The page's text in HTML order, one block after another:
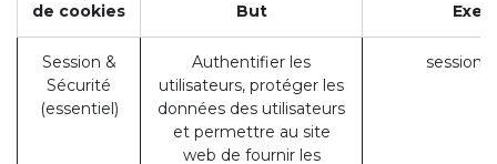
de cookies
But
Session &
Sécurité
(essentiel)
Authentifier les
utilisateurs, protéger les
données des utilisateurs
et permettre au site
web de fournir les